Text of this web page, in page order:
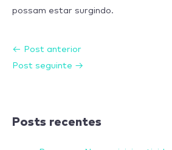
possam estar surgindo.
← Post anterior
Post seguinte →
Posts recentes